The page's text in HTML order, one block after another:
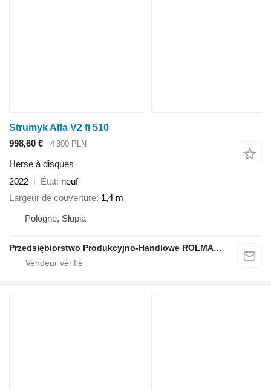
Strumyk Alfa V2 fi 510
998,60 €
4 300 PLN
Herse à disques
2022
État neuf
Largeur de couverture 1,4 m
Pologne, Słupia
Przedsiębiorstwo Produkcyjno-Handlowe ROLMAPOL Marcin Dziekan